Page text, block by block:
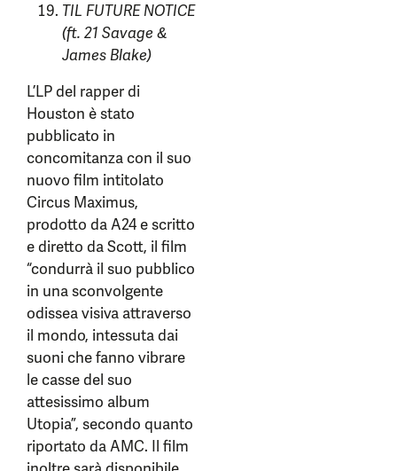
TIL FUTURE NOTICE
(ft. 21 Savage &
James Blake)
L’LP del rapper di
Houston è stato
pubblicato in
concomitanza con il suo
nuovo film intitolato
Circus Maximus,
prodotto da A24 e scritto
e diretto da Scott, il film
“condurrà il suo pubblico
in una sconvolgente
odissea visiva attraverso
il mondo, intessuta dai
suoni che fanno vibrare
le casse del suo
attesissimo album
Utopia”, secondo quanto
riportato da AMC. Il film